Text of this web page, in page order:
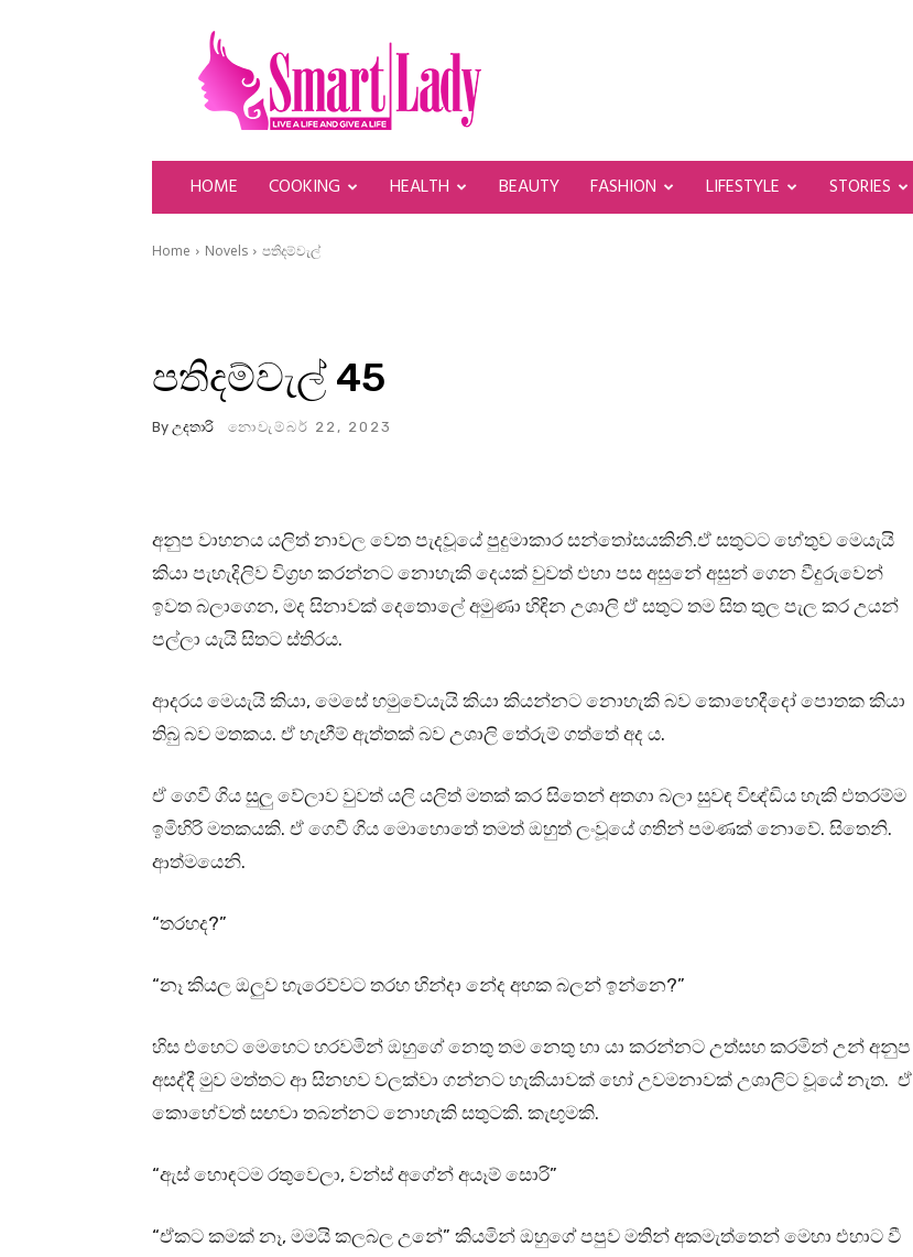
SmartLady
HOME COOKING HEALTH BEAUTY FASHION LIFESTYLE STORIES
Home Novels පතිදම්වැල්
පතිදම්වැල් 45
By උදතාරි නොවැම්බර් 22, 2023
අනුප වාහනය යලිත් නාවල වෙත පැදවූයේ පුදුමාකාර සන්තෝසයකිනි.ඒ සතුටට හේතුව මෙයැයි
කියා පැහැදිලිව විග්‍රහ කරන්නට නොහැකි දෙයක් වුවත් එහා පස අසුනේ අසුන් ගෙන වීදුරුවෙන්
ඉවත බලාගෙන, මද සිනාවක් දෙතොලේ අමුණා හිඳින උශාලි ඒ සතුට තම සිත තුල පැල කර උයන්
පල්ලා යැයි සිතට ස්තිරය.
ආදරය මෙයැයි කියා, මෙසේ හමුවේයැයි කියා කියන්නට නොහැකි බව කොහෙදීදෝ පොතක කියා
තිබු බව මතකය. ඒ හැඟීම් ඇත්තක් බව උශාලි තේරුම් ගත්තේ අද ය.
ඒ ගෙවී ගිය සුලු වේලාව වුවත් යලි යලිත් මතක් කර සිතෙන් අතගා බලා සුවඳ විඥ්ඩිය හැකි එතරම්ම
ඉමිහිරි මතකයකි. ඒ ගෙවී ගිය මොහොතේ තමත් ඔහුත් ලංවූයේ ගතින් පමණක් නොවේ. සිතෙනි.
ආත්මයෙනි.
“තරහද?”
“නෑ කියල ඔලුව හැරෙව්වට තරහ හින්දා නේද අහක බලන් ඉන්නෙ?”
හිස එහෙට මෙහෙට හරවමින් ඔහුගේ නෙතු තම නෙතු හා යා කරන්නට උත්සහ කරමින් උන් අනුප
අසද්දී මුව මත්තට ආ සිනහව වලක්වා ගන්නට හැකියාවක් හෝ උවමනාවක් උශාලිට වූයේ නැත. ඒ
කොහේවත් සඟවා තබන්නට නොහැකි සතුටකි. කැඟුමකි.
“ඇස් හොඳටම රතුවෙලා, වන්ස් අගේන් අයෑම් සොරි”
“ඒකට කමක් නෑ, මමයි කලබල උනේ” කියමින් ඔහුගේ පපුව මතින් අකමැත්තෙන් මෙහා එහාට වී